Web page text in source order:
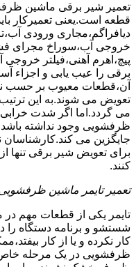
تعمیر شیر برقی ماشین
قطعه است.یعنی تعمیرکار
دیافراگم،مجاری ورودی
خروجی آب،سوراخ مجرای
پیچ،اهرم آهنی،فیلتر
برقی را عیب یابی و اجزاء
آن،قطعات معیوب بر حسب
تعویض می شوند.به این
می گردد.اما اگر شدت خرابی
ظرفشویی وجود نداشته
جایگزین می
برای تعویض شیر برقی تنها
کنند.
تعمیر تایمر ماشین
تایمر یکی از قطعات مهم
شستشو و برنامه دستگاه را
کار نکرده و یا از کار
ظرفشویی در یک مرحله